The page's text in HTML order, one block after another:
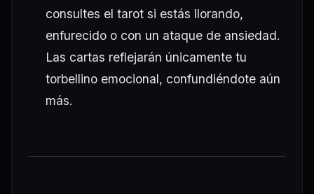
consultes el tarot si estás llorando,
enfurecido o con un ataque de ansiedad.
Las cartas reflejarán únicamente tu
torbellino emocional, confundiéndote aún
más.